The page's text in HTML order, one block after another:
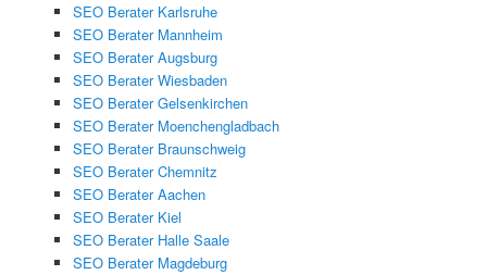
SEO Berater Karlsruhe
SEO Berater Mannheim
SEO Berater Augsburg
SEO Berater Wiesbaden
SEO Berater Gelsenkirchen
SEO Berater Moenchengladbach
SEO Berater Braunschweig
SEO Berater Chemnitz
SEO Berater Aachen
SEO Berater Kiel
SEO Berater Halle Saale
SEO Berater Magdeburg